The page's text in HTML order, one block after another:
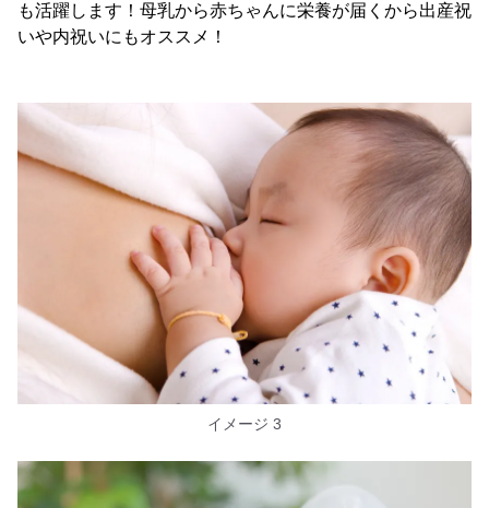
も活躍します！母乳から赤ちゃんに栄養が届くから出産祝
いや内祝いにもオススメ！
イメージ 3